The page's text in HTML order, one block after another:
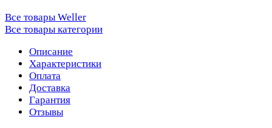
Все товары Weller
Все товары категории
Описание
Характеристики
Оплата
Доставка
Гарантия
Отзывы